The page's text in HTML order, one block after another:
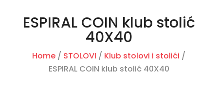
ESPIRAL COIN klub stolić
40X40
Home / STOLOVI / Klub stolovi i stolići /
ESPIRAL COIN klub stolić 40X40